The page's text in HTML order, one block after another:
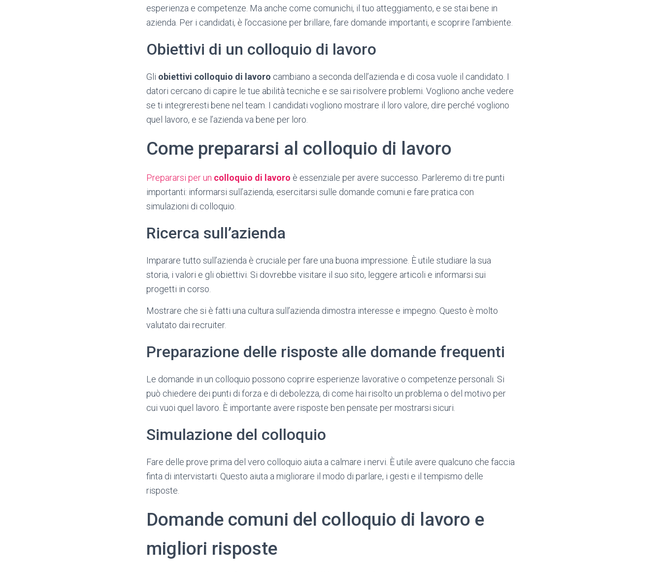
esperienza e competenze. Ma anche come comunichi, il tuo atteggiamento, e se stai bene in
azienda. Per i candidati, è l’occasione per brillare, fare domande importanti, e scoprire l’ambiente.
Obiettivi di un colloquio di lavoro
Gli obiettivi colloquio di lavoro cambiano a seconda dell’azienda e di cosa vuole il candidato. I
datori cercano di capire le tue abilità tecniche e se sai risolvere problemi. Vogliono anche vedere
se ti integreresti bene nel team. I candidati vogliono mostrare il loro valore, dire perché vogliono
quel lavoro, e se l’azienda va bene per loro.
Come prepararsi al colloquio di lavoro
Prepararsi per un colloquio di lavoro è essenziale per avere successo. Parleremo di tre punti
importanti: informarsi sull’azienda, esercitarsi sulle domande comuni e fare pratica con
simulazioni di colloquio.
Ricerca sull’azienda
Imparare tutto sull’azienda è cruciale per fare una buona impressione. È utile studiare la sua
storia, i valori e gli obiettivi. Si dovrebbe visitare il suo sito, leggere articoli e informarsi sui
progetti in corso.
Mostrare che si è fatti una cultura sull’azienda dimostra interesse e impegno. Questo è molto
valutato dai recruiter.
Preparazione delle risposte alle domande frequenti
Le domande in un colloquio possono coprire esperienze lavorative o competenze personali. Si
può chiedere dei punti di forza e di debolezza, di come hai risolto un problema o del motivo per
cui vuoi quel lavoro. È importante avere risposte ben pensate per mostrarsi sicuri.
Simulazione del colloquio
Fare delle prove prima del vero colloquio aiuta a calmare i nervi. È utile avere qualcuno che faccia
finta di intervistarti. Questo aiuta a migliorare il modo di parlare, i gesti e il tempismo delle
risposte.
Domande comuni del colloquio di lavoro e
migliori risposte